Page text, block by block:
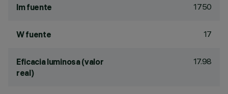
lm fuente 1750
W fuente 17
Eficacia luminosa (valor
real)
17.98